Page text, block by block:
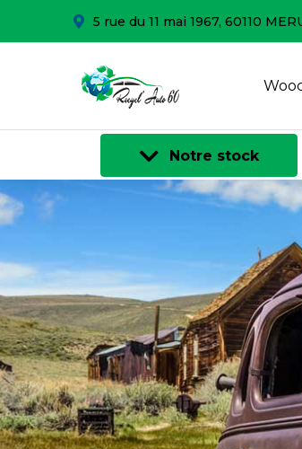
5 rue du 11 mai 1967, 60110
Notre stock